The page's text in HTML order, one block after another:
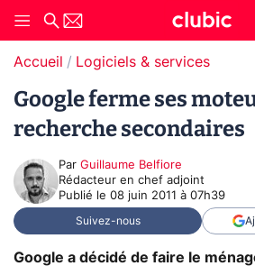
Accueil Logiciels & services
Google ferme ses
recherche secondaires
Par Guillaume Belfiore
Rédacteur en chef adjoint
Publié le 08 juin 2011 à 07h39
Suivez-nous
Google a décidé de faire le